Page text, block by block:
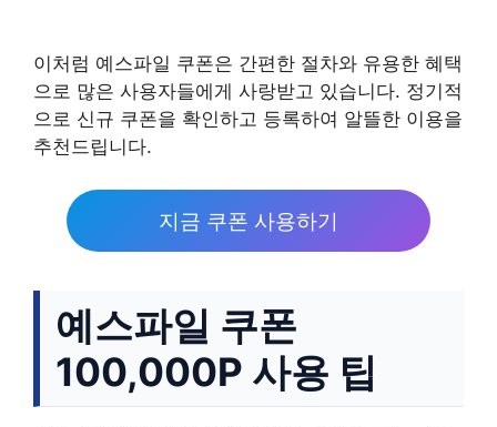
이처럼 예스파일 쿠폰은 간편한 절차와 유용한 혜택
으로 많은 사용자들에게 사랑받고 있습니다. 정기적
으로 신규 쿠폰을 확인하고 등록하여 알뜰한 이용을
추천드립니다.
지금 쿠폰 사용하기
예스파일 쿠폰
100,000P 사용 팁